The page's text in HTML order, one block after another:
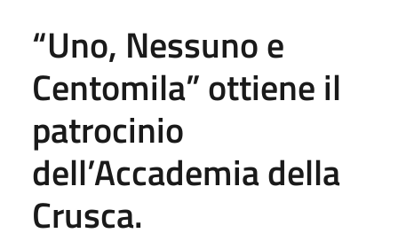
“Uno, Nessuno e
Centomila” ottiene il
patrocinio
dell’Accademia della
Crusca.